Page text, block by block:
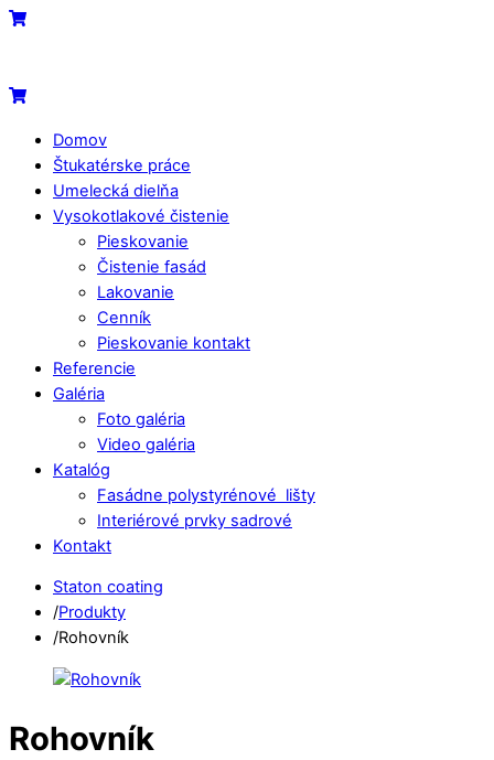
Skip
Menu
Cart
Cart
Domov
Štukatérske práce
Umelecká dielňa
Vysokotlakové čistenie
Pieskovanie
Čistenie fasád
Lakovanie
Cenník
Pieskovanie kontakt
Referencie
Galéria
Foto galéria
Video galéria
Katalóg
Fasádne polystyrénové lišty
Interiérové prvky sadrové
Kontakt
Close
Menu
Close
Cart
Staton coating
/Produkty
/Rohovník
Rohovník